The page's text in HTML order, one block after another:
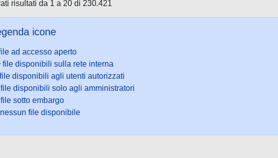
risultati da 1 a 20 di 230.421
icone
ad accesso aperto
file disponibili sulla rete interna
file disponibili agli utenti autorizzati
file disponibili solo agli amministratori
file sotto embargo
nessun file disponibile